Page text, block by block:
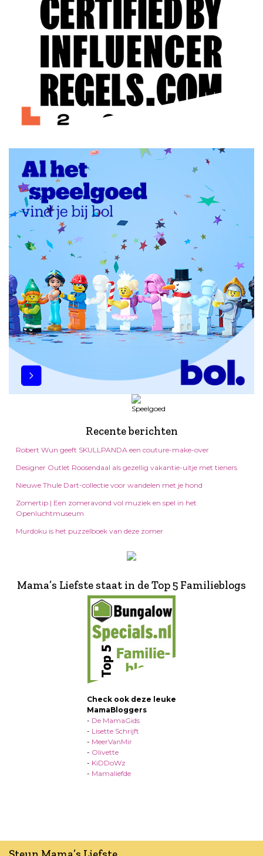
Recente berichten
Robert Wun geeft SKULLPANDA een couture-make-over
Designer Outlet Roosendaal als gezellig vakantie-uitje met tieners
Nieuwe Thule Dart-collectie voor wandelen met je hond
Zomertip | Een zomeravond vol muziek en spel in het
Openluchtmuseum
Murdoku is het puzzelboek van deze zomer
Mama’s Liefste staat in de Top 5 Familieblogs
Check ook deze leuke
MamaBloggers
- De MamaGids
- Lisette Schrijft
- MeerVanMir
- Olivette
- KiDDoWz
- Mamaliefde